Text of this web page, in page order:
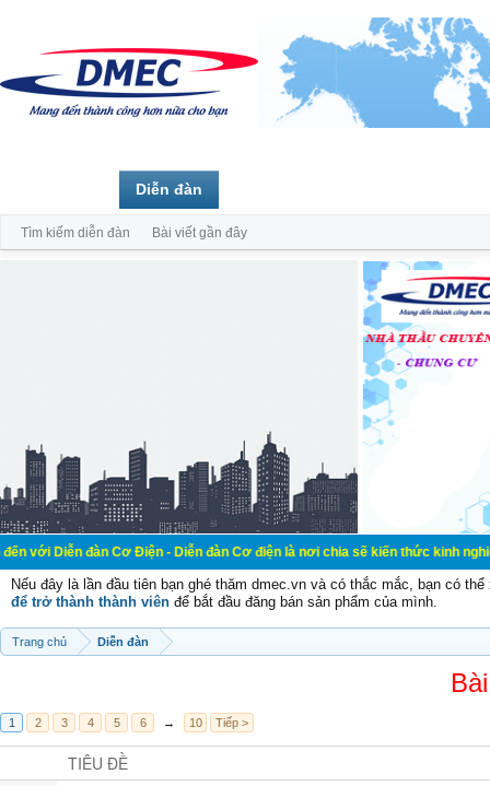
đàn Cơ Điện - Diễn đàn Cơ điện là nơi chia sẽ kiến thức kinh nghiệm
Nếu đây là lần đầu tiên bạn ghé thăm dmec.vn và có thắc mắc, bạn có
để trở thành thành viên để bắt đầu đăng bán sản phẩm của mình.
Trang chủ Diễn đàn
1 2 3 4 5 6 → 10 Tiếp >
TIÊU ĐỀ
Diễn đàn
Tìm kiếm diễn đàn Bài viết gần đây